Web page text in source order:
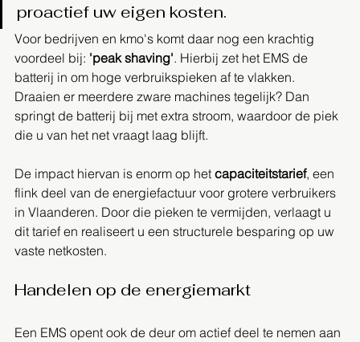
proactief uw eigen kosten.
Voor bedrijven en kmo's komt daar nog een krachtig
voordeel bij: 'peak shaving'. Hierbij zet het EMS de
batterij in om hoge verbruikspieken af te vlakken.
Draaien er meerdere zware machines tegelijk? Dan
springt de batterij bij met extra stroom, waardoor de piek
die u van het net vraagt laag blijft.
De impact hiervan is enorm op het capaciteitstarief, een
flink deel van de energiefactuur voor grotere verbruikers
in Vlaanderen. Door die pieken te vermijden, verlaagt u
dit tarief en realiseert u een structurele besparing op uw
vaste netkosten.
Handelen op de energiemarkt
Een EMS opent ook de deur om actief deel te nemen aan